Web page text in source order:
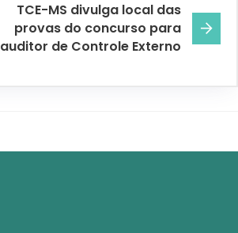
TCE-MS divulga local das
provas do concurso para
auditor de Controle Externo